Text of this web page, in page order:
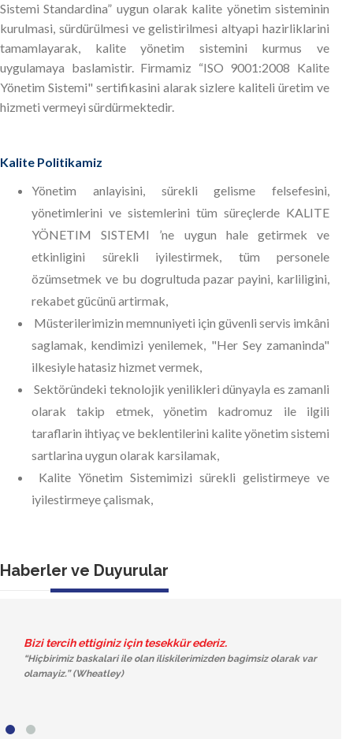
Sistemi Standardina” uygun olarak kalite yönetim sisteminin
kurulmasi, sürdürülmesi ve gelistirilmesi altyapi hazirliklarini
tamamlayarak, kalite yönetim sistemini kurmus ve
uygulamaya baslamistir. Firmamiz “ISO 9001:2008 Kalite
Yönetim Sistemi" sertifikasini alarak sizlere kaliteli üretim ve
hizmeti vermeyi sürdürmektedir.
Kalite Politikamiz
Yönetim anlayisini, sürekli gelisme felsefesini,
yönetimlerini ve sistemlerini tüm süreçlerde KALITE
YÖNETIM SISTEMI ’ne uygun hale getirmek ve
etkinligini sürekli iyilestirmek, tüm personele
özümsetmek ve bu dogrultuda pazar payini, karliligini,
rekabet gücünü artirmak,
Müsterilerimizin memnuniyeti için güvenli servis imkâni
saglamak, kendimizi yenilemek, "Her Sey zamaninda"
ilkesiyle hatasiz hizmet vermek,
Sektöründeki teknolojik yenilikleri dünyayla es zamanli
olarak takip etmek, yönetim kadromuz ile ilgili
taraflarin ihtiyaç ve beklentilerini kalite yönetim sistemi
sartlarina uygun olarak karsilamak,
Kalite Yönetim Sistemimizi sürekli gelistirmeye ve
iyilestirmeye çalismak,
Haberler ve Duyurular
Web Sitemiz Yayina Girmistir.
Sizlere bilgi, tecrübe, hizmet ve imalatlarimizi aktarabilmemiz
için web sitemizi yeniledik.